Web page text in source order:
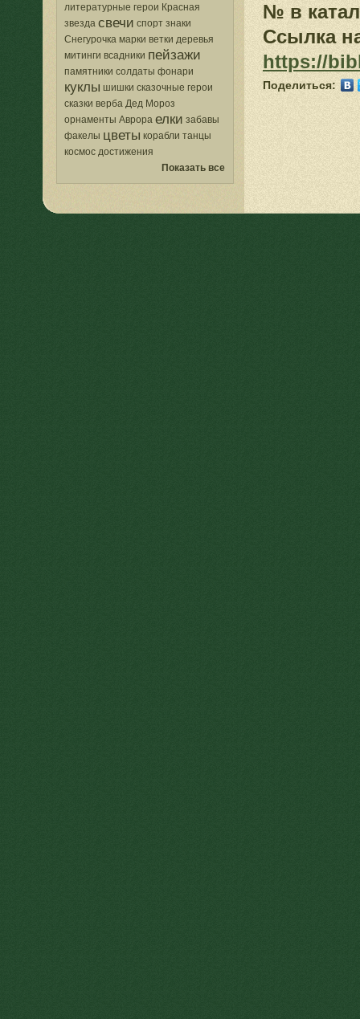
литературные герои Красная
звезда свечи спорт знаки
Снегурочка марки ветки деревья
митинги всадники пейзажи
памятники солдаты фонари
куклы шишки сказочные герои
сказки верба Дед Мороз
орнаменты Аврора елки забавы
факелы цветы корабли танцы
космос достижения
Показать все
№ в
Ссылка
https://
Поделиться: